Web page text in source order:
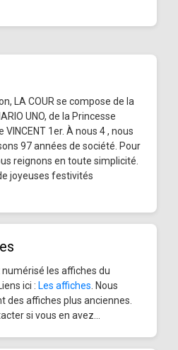
LA COUR se compose de la
UNO, de la Princesse
VINCENT 1er. À nous 4 , nous
97 années de société. Pour
reignons en toute simplicité.
joyeuses festivités
les affiches du
ici : Les affiches . Nous
des affiches plus anciennes.
si vous en avez...